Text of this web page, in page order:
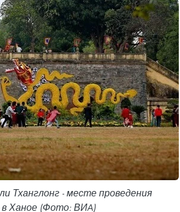
Тханглонг - месте проведения
в Ханое (Фото: ВИA)